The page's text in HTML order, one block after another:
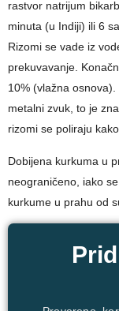
rastvor natrijum
minuta (u Indiji) ili 6
Rizomi se vade iz
prekuvavanje.
10% (vlažna
metalni zvuk, to je
rizomi se poliraju
Dobijena kurkuma u
neograničeno, iako
kurkume u prahu od